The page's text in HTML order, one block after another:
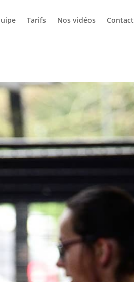
Tarifs Nos vidéos Contact